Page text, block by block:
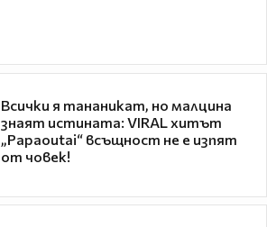
Всички я тананикат, но малцина
знаят истината: VIRAL хитът
„Papaoutai“ всъщност не е изпят
от човек!